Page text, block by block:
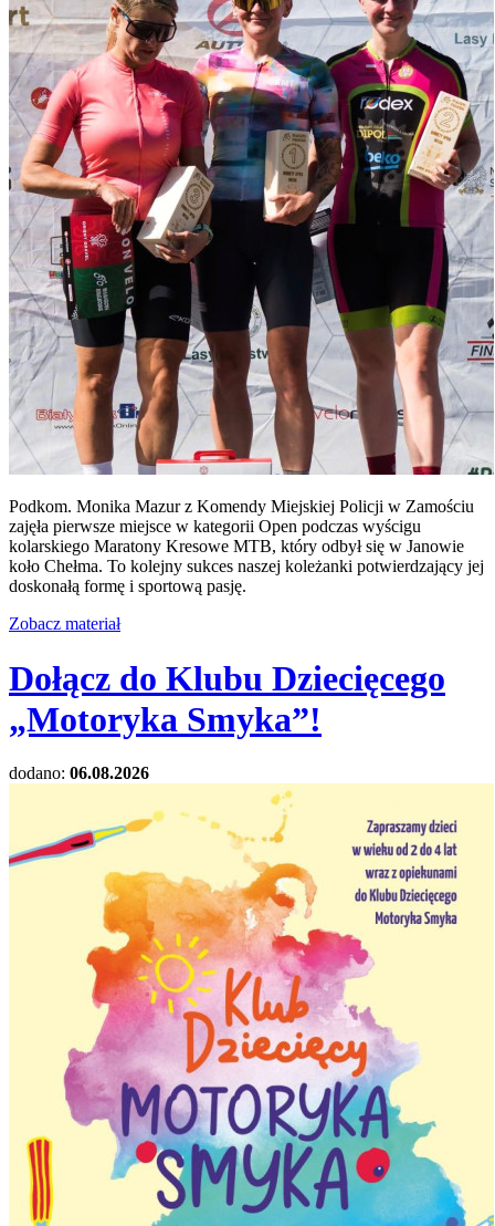
Podkom. Monika Mazur z Komendy Miejskiej Policji w Zamościu
zajęła pierwsze miejsce w kategorii Open podczas wyścigu
kolarskiego Maratony Kresowe MTB, który odbył się w Janowie
koło Chełma. To kolejny sukces naszej koleżanki potwierdzający jej
doskonałą formę i sportową pasję.
Zobacz materiał
Dołącz do Klubu Dziecięcego
„Motoryka Smyka”!
dodano: 06.08.2026